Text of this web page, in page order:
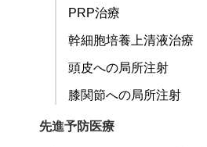
PRP治療
幹細胞培養上清液治療
頭皮への局所注射
膝関節への局所注射
先進予防医療